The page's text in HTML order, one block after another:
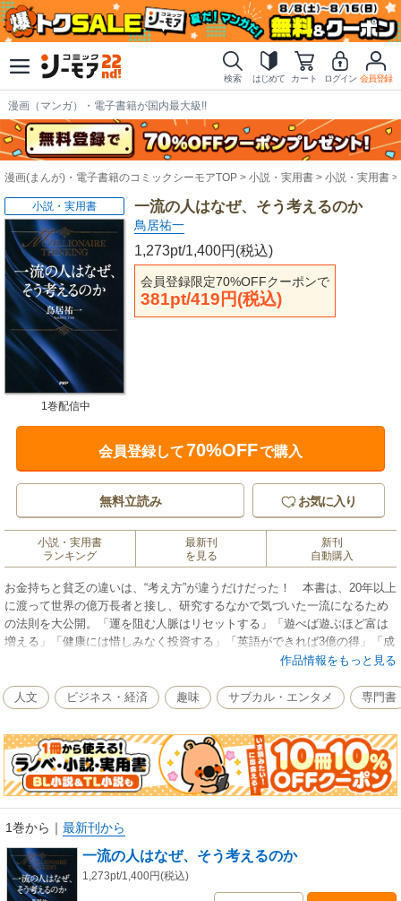
検索 はじめて カート ログイン 会員登録
漫画（マンガ）・電子書籍が国内最大級!!
漫画(まんが)・電子書籍のコミックシーモアTOP 小説・実用書 小説・実用書
一流の人はなぜ、そう考えるのか
鳥居祐一
1,273pt/1,400円(税込)
会員登録限定70%OFFクーポンで
381pt/419円(税込)
小説・実用書
1巻配信中
会員登録して70%OFFで購入
無料立読み お気に入り
小説・実用書
ランキング
最新刊
を見る
新刊
自動購入
お金持ちと貧乏の違いは、“考え方”が違うだけだった！ 本書は、20年以上
に渡って世界の億万長者と接し、研究するなかで気づいた一流になるため
の法則を大公開。「運を阻む人脈はリセットする」「遊べば遊ぶほど富は
増える」「健康には惜しみなく投資する」「英語ができれば3億の得」「成
功したければ、旅に出ろ！」など、仕事やお金、人脈、運を手に入れる方
の極貧時代からすると、今ではやりたいことをほぼ実現し、悔いのない人
生を送れていることに感謝しています。それができた一つの要因として、
一流の人の行動・習慣・考え方を徹底的にモデリングしてきたことが挙げ
られます。本書では、自分自身の経験を交えながら実際に交流のあるお金
持ちたちが、なぜそういう『行動』『習慣』『考え方』で生きているのか
を解説しました」（本書「はじめに」より抜粋）
作品情報をもっと見る
人文 ビジネス・経済 趣味 サブカル・エンタメ 専門書
1巻から ｜ 最新刊から
一流の人はなぜ、そう考えるのか
1,273pt/1,400円(税込)